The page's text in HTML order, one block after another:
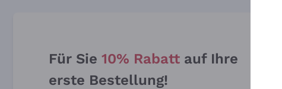
Für Sie 10% Rabatt auf Ihre
erste Bestellung!